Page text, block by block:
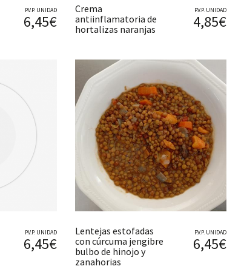
P.V.P. UNIDAD
6,45€
Crema
antiinflamatoria de
hortalizas naranjas
P.V.P. UNIDAD
4,85€
P.V.P. UNIDAD
6,45€
Lentejas estofadas
con cúrcuma jengibre
bulbo de hinojo y
zanahorias
P.V.P. UNIDAD
6,45€